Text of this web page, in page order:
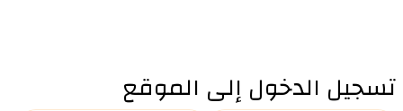
تسجيل الدخول إلى الموقع